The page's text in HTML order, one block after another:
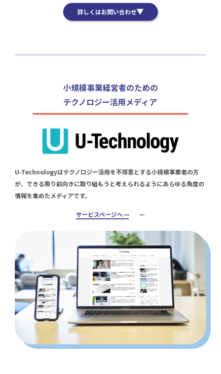
詳しくはお問い合わせ
小規模事業経営者のための
テクノロジー活用メディア
U-Technologyはテクノロジー活用を不得意とする小規模事業者の方
が、できる限り前向きに取り組もうと考えられるようにあらゆる角度の
情報を集めたメディアです。
サービスページへ